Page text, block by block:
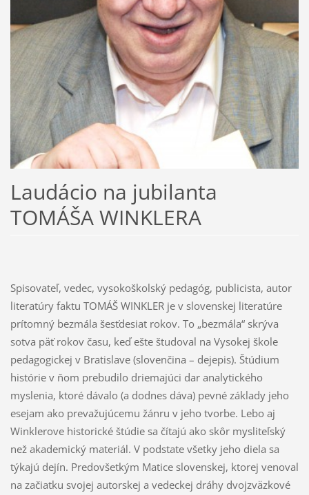
Laudácio na jubilanta
TOMÁŠA WINKLERA
Spisovateľ, vedec, vysokoškolský pedagóg, publicista, autor
literatúry faktu TOMÁŠ WINKLER je v slovenskej literatúre
prítomný bezmála šesťdesiat rokov. To „bezmála“ skrýva
sotva päť rokov času, keď ešte študoval na Vysokej škole
pedagogickej v Bratislave (slovenčina – dejepis). Štúdium
histórie v ňom prebudilo driemajúci dar analytického
myslenia, ktoré dávalo (a dodnes dáva) pevné základy jeho
esejam ako prevažujúcemu žánru v jeho tvorbe. Lebo aj
Winklerove historické štúdie sa čítajú ako skôr mysliteľský
než akademický materiál. V podstate všetky jeho diela sa
týkajú dejín. Predovšetkým Matice slovenskej, ktorej venoval
na začiatku svojej autorskej a vedeckej dráhy dvojzväzkové